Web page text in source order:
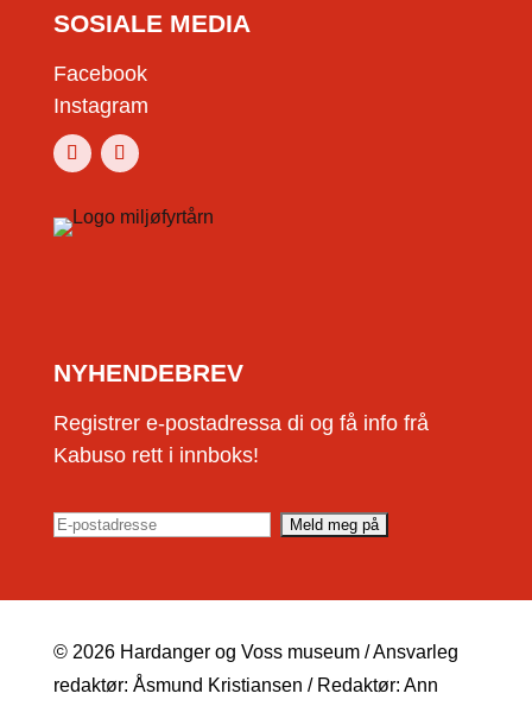
SOSIALE MEDIA
Facebook
Instagram
NYHENDEBREV
Registrer e-postadressa di og få info frå
Kabuso rett i innboks!
© 2026 Hardanger og Voss museum / Ansvarleg
redaktør: Åsmund Kristiansen / Redaktør: Ann